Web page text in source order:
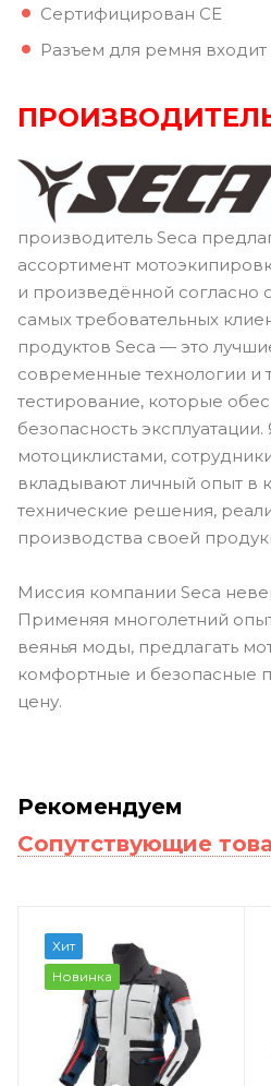
Сертифицирован CE
Разъем для ремня входит
производитель Seca
ассортимент
и произведённой согласно
самых требовательных
продуктов Seca — это
современные технологии и
тестирование, которые
безопасность
мотоциклистами,
вкладывают личный опыт в
технические решения,
производства своей
Миссия компании Seca
Применяя многолетний
веянья моды, предлагать
комфортные и безопасные
цену.
Рекомендуем
Сопутствующие
Хит
Новинка